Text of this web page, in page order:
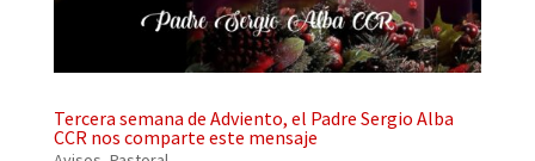
Tercera semana de Adviento, el Padre Sergio Alba
CCR nos comparte este mensaje